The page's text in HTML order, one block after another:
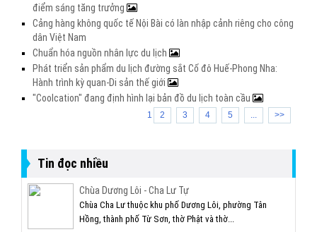
điểm sáng tăng trưởng
Cảng hàng không quốc tế Nội Bài có làn nhập cảnh riêng cho công
dân Việt Nam
Chuẩn hóa nguồn nhân lực du lịch
Phát triển sản phẩm du lịch đường sắt Cố đô Huế-Phong Nha:
Hành trình kỳ quan-Di sản thế giới
"Coolcation" đang định hình lại bản đồ du lịch toàn cầu
1 2 3 4 5 ... >>
Tin đọc nhiều
Chùa Dương Lôi - Cha Lư Tự
Chùa Cha Lư thuộc khu phố Dương Lôi, phường Tân
Hồng, thành phố Từ Sơn, thờ Phật và thờ...